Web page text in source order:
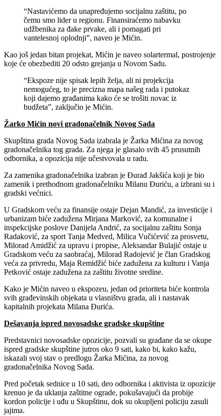
“Nastavićemo da unapređujemo socijalnu zaštitu, po
čemu smo lider u regionu. Finansiraćemo nabavku
udžbenika za đake prvake, ali i pomagati pri
vantelesnoj oplodnji”, naveo je Mićin.
Kao još jedan bitan projekat, Mićin je naveo solartermal, postrojenje
koje će obezbediti 20 odsto grejanja u Novom Sadu.
“Ekspoze nije spisak lepih želja, ali ni projekcija
nemogućeg, to je precizna mapa našeg rada i putokaz
koji dajemo građanima kako će se trošiti novac iz
budžeta”, zaključio je Mićin.
Žarko Mićin novi gradonačelnik Novog Sada
Skupština grada Novog Sada izabrala je Žarka Mićina za novog
gradonačelnika tog grada. Za njega je glasalo svih 45 prusutnih
odbornika, a opozicija nije učestvovala u radu.
Za zamenika gradonačelnika izabran je Đurađ Jakšića koji je bio
zamenik i prethodnom gradonačelniku Milanu Đuriću, a izbrani su i
gradski većnici.
U Gradskom veću za finansije ostaje Dejan Mandić, za investicije i
urbanizam biće zadužena Mirjana Marković, za komunalne i
inspekcijske poslove Danijela Andrić, za socijalnu zaštitu Sonja
Radaković, za sport Tanja Medved, Milica Vučićević za prosvetu,
Milorad Amidžić za upravu i propise, Aleksandar Bulajić ostaje u
Gradskom veću za saobraćaj, Milorad Radojević je član Gradskog
veća za privredu, Maja Remidžić biće zadužena za kulturu i Vanja
Petković ostaje zadužena za zaštitu životne sredine.
Kako je Mićin naveo u ekspozeu, jedan od prioriteta biće kontrola
svih građevinskih objekata u vlasništvu grada, ali i nastavak
kapitalnih projekata Milana Đurića.
Dešavanja ispred novosadske gradske skupštine
Predstavnici novosadske opozicije, pozvali su građane da se okupe
ispred gradske skupštine jutros oko 9 sati, kako bi, kako kažu,
iskazali svoj stav o predlogu Žarka Mićina, za novog
gradonačelnika Novog Sada.
Pred početak sednice u 10 sati, deo odbornika i aktivista iz opozicije
krenuo je da uklanja zaštitne ograde, pokušavajući da probije
kordon policije i uđu u Skupštinu, dok su okupljeni policiju zasuli
jajima.